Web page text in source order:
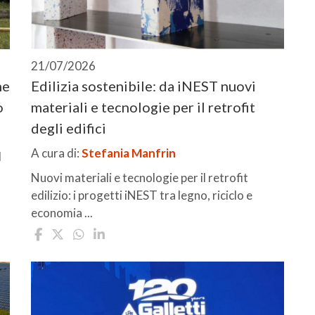
21/07/2026
Edilizia sostenibile: da iNEST nuovi
materiali e tecnologie per il retrofit
degli edifici
A cura di:Stefania Manfrin
Nuovi materiali e tecnologie per il retrofit
edilizio: i progetti iNEST tra legno, riciclo e
economia ...